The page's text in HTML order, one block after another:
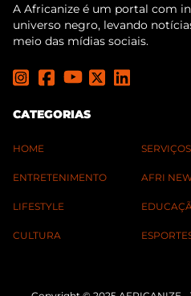
A Africanize é um portal com
universo negro, levando
meio das mídias sociais.
CATEGORIAS
HOME
ENTRETENIMENTO
LIFESTYLE
CULTURA
SERVIÇOS
AFRI